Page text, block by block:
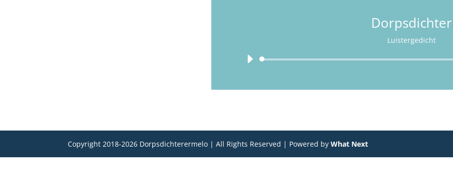
Dorpsdichter
Luistergedicht
Audiospeler
Copyright 2018-2026 Dorpsdichterermelo | All Rights Reserved | Powered byWhat Next